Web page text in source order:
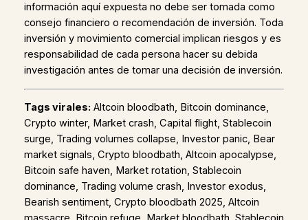
información aquí expuesta no debe ser tomada como
consejo financiero o recomendación de inversión. Toda
inversión y movimiento comercial implican riesgos y es
responsabilidad de cada persona hacer su debida
investigación antes de tomar una decisión de inversión.
Tags virales: Altcoin bloodbath, Bitcoin dominance,
Crypto winter, Market crash, Capital flight, Stablecoin
surge, Trading volumes collapse, Investor panic, Bear
market signals, Crypto bloodbath, Altcoin apocalypse,
Bitcoin safe haven, Market rotation, Stablecoin
dominance, Trading volume crash, Investor exodus,
Bearish sentiment, Crypto bloodbath 2025, Altcoin